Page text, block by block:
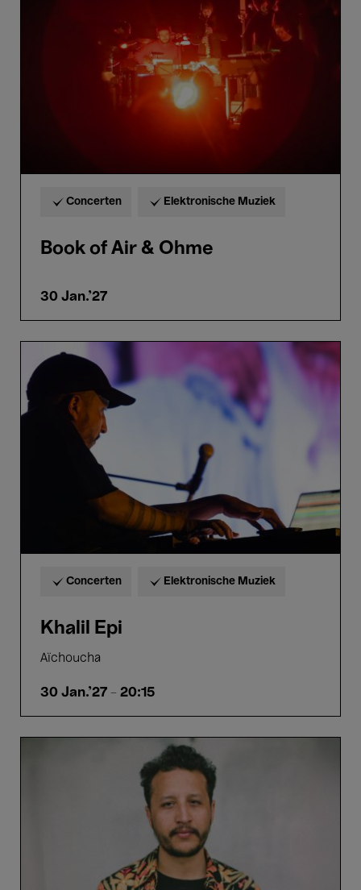
Concerten Elektronische Muziek
Book of Air & Ohme
30 Jan.'27
Epi
Concerten Elektronische Muziek
Khalil Epi
Aïchoucha
30 Jan.'27 - 20:15